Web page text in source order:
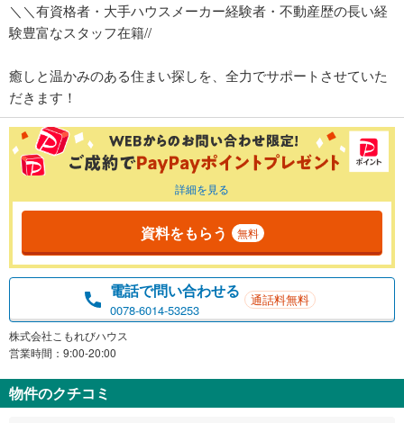
＼＼有資格者・大手ハウスメーカー経験者・不動産歴の長い経
験豊富なスタッフ在籍//
癒しと温かみのある住まい探しを、全力でサポートさせていた
だきます！
詳細を見る
資料をもらう 無料
電話で問い合わせる
0078-6014-53253
通話料無料
株式会社こもれびハウス
営業時間：9:00-20:00
物件のクチコミ